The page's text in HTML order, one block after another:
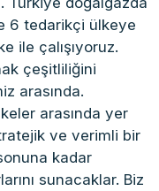
6 tedarikçi ülkeye
ile çalışıyoruz.
çeşitliliğini
arasında.
arasında yer
ve verimli bir
kadar
sunacaklar. Biz